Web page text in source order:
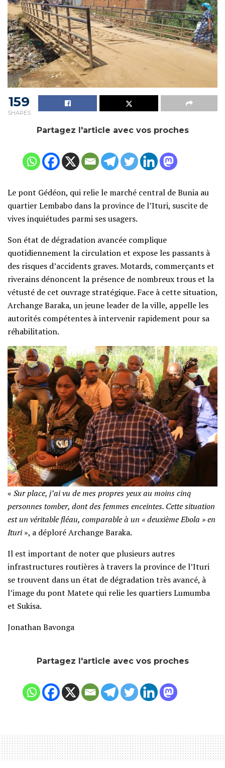
159
SHARES
Partagez l'article avec vos proches
Le pont Gédéon, qui relie le marché central de Bunia au
quartier Lembabo dans la province de l’Ituri, suscite de
vives inquiétudes parmi ses usagers.
Son état de dégradation avancée complique
quotidiennement la circulation et expose les passants à
des risques d’accidents graves. Motards, commerçants et
riverains dénoncent la présence de nombreux trous et la
vétusté de cet ouvrage stratégique. Face à cette situation,
Archange Baraka, un jeune leader de la ville, appelle les
autorités compétentes à intervenir rapidement pour sa
réhabilitation.
« Sur place, j’ai vu de mes propres yeux au moins cinq
personnes tomber, dont des femmes enceintes. Cette situation
est un véritable fléau, comparable à un « deuxième Ebola » en
Ituri», a déploré Archange Baraka.
Il est important de noter que plusieurs autres
infrastructures routières à travers la province de l’Ituri
se trouvent dans un état de dégradation très avancé, à
l’image du pont Matete qui relie les quartiers Lumumba
et Sukisa.
Jonathan Bavonga
Partagez l'article avec vos proches